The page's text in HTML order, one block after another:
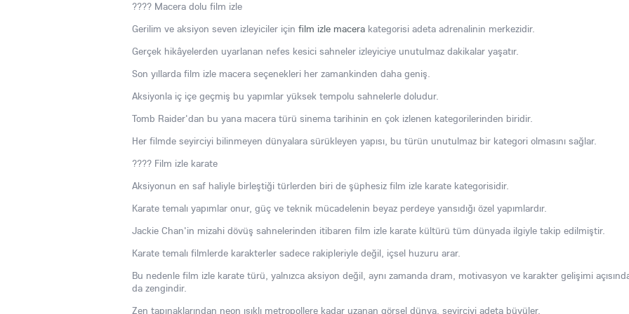
???? Macera dolu film izle
Gerilim ve aksiyon seven izleyiciler için film izle macera kategorisi adeta adrenalinin merkezidir.
Gerçek hikâyelerden uyarlanan nefes kesici sahneler izleyiciye unutulmaz dakikalar yaşatır.
Son yıllarda film izle macera seçenekleri her zamankinden daha geniş.
Aksiyonla iç içe geçmiş bu yapımlar yüksek tempolu sahnelerle doludur.
Tomb Raider'dan bu yana macera türü sinema tarihinin en çok izlenen kategorilerinden biridir.
Her filmde seyirciyi bilinmeyen dünyalara sürükleyen yapısı, bu türün unutulmaz bir kategori olmasını sağlar.
???? Film izle karate
Aksiyonun en saf haliyle birleştiği türlerden biri de şüphesiz film izle karate kategorisidir.
Karate temalı yapımlar onur, güç ve teknik mücadelenin beyaz perdeye yansıdığı özel yapımlardır.
Jackie Chan'in mizahi dövüş sahnelerinden itibaren film izle karate kültürü tüm dünyada ilgiyle takip edilmiştir.
Karate temalı filmlerde karakterler sadece rakipleriyle değil, içsel huzuru arar.
Bu nedenle film izle karate türü, yalnızca aksiyon değil, aynı zamanda dram, motivasyon ve karakter gelişimi
da zengindir.
Zen tapınaklarından neon ışıklı metropollere kadar uzanan görsel dünya, seyirciyi adeta büyüler.